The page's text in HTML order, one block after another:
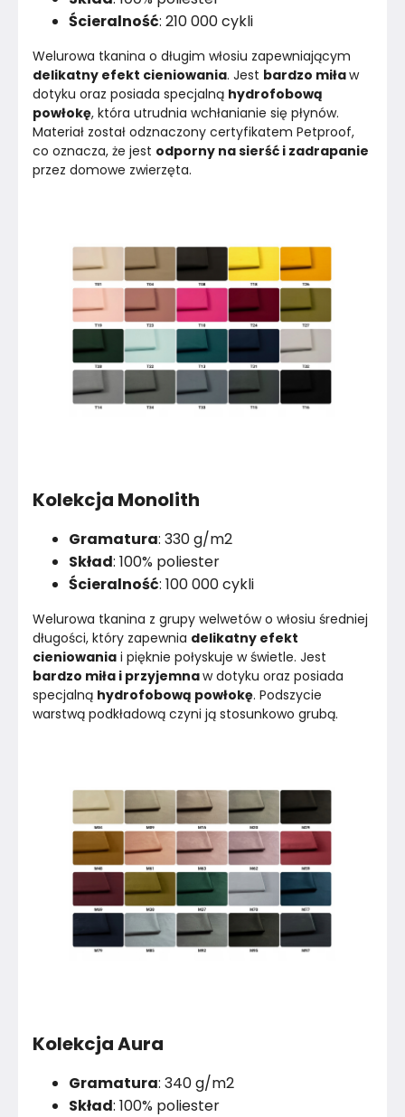
Ścieralność: 210 000 cykli
Welurowa tkanina o długim włosiu zapewniającym
delikatny efekt cieniowania. Jest bardzo miła w
dotyku oraz posiada specjalną hydrofobową
powłokę, która utrudnia wchłanianie się płynów.
Materiał został odznaczony certyfikatem Petproof,
co oznacza, że jest odporny na sierść i zadrapanie
przez domowe zwierzęta.
Kolekcja Monolith
Gramatura: 330 g/m2
Skład: 100% poliester
Ścieralność: 100 000 cykli
Welurowa tkanina z grupy welwetów o włosiu średniej
długości, który zapewnia delikatny efekt
cieniowania i pięknie połyskuje w świetle. Jest
bardzo miła i przyjemna w dotyku oraz posiada
specjalną hydrofobową powłokę. Podszycie
warstwą podkładową czyni ją stosunkowo grubą.
Kolekcja Aura
Gramatura: 340 g/m2
Skład: 100% poliester